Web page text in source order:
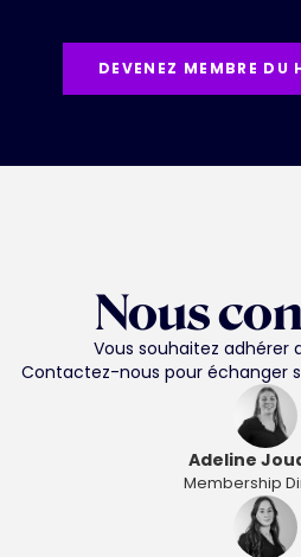
DEVENEZ MEMBRE DU
Nous
Vous souhaitez adhérer
Contactez-nous pour échanger
Adeline
Membership